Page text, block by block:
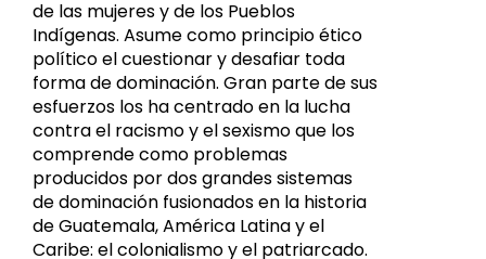
de las mujeres y de los Pueblos
Indígenas. Asume como principio ético
político el cuestionar y desafiar toda
forma de dominación. Gran parte de sus
esfuerzos los ha centrado en la lucha
contra el racismo y el sexismo que los
comprende como problemas
producidos por dos grandes sistemas
de dominación fusionados en la historia
de Guatemala, América Latina y el
Caribe: el colonialismo y el patriarcado.